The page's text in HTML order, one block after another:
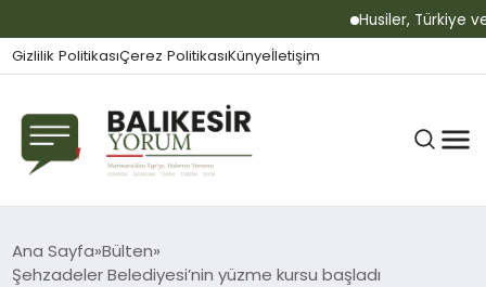
Husiler, Türkiye ve
Gizlilik PolitikasıÇerez PolitikasıKünyeİletişim
BALIKESIR
Ana Sayfa Bülten
Şehzadeler Belediyesi’nin yüzme kursu başladı